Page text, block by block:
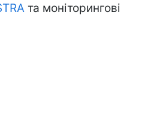
та моніторингові